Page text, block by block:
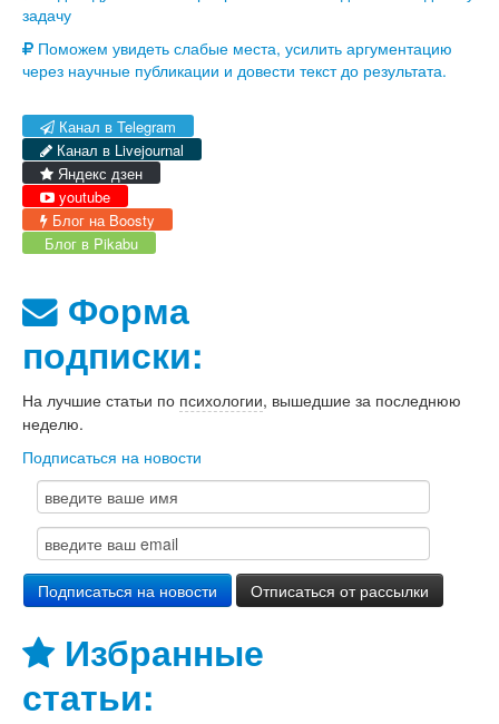
задачу
Поможем увидеть слабые места, усилить аргументацию
через научные публикации и довести текст до результата.
Канал в Telegram
Канал в Livejournal
Яндекс дзен
youtube
Блог на Boosty
Блог в Pikabu
Форма
подписки:
На лучшие статьи по психологии, вышедшие за последнюю
неделю.
Подписаться на новости
Избранные
статьи: